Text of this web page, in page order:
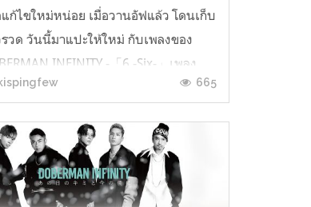
ก้ไขใหม่หน่อย เมื่อวานอัฟแล้ว โดนเก็บ
วด วันนี้มาแปะให้ใหม่ กับเพลงของ
INFINITY -「6 -Six-」เพลง
ดีๆ แนวให้กำลังใจ และ
นน้าาาาาาา [KARAOKE | THAISUB]
INFINITY - 6 - Six [MV ver.]
| THAISUB] DO...
665